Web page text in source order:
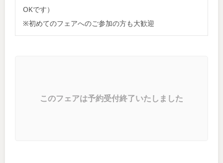
OKです）
※初めてのフェアへのご参加の方も大歓迎
このフェアは予約受付終了いたしました